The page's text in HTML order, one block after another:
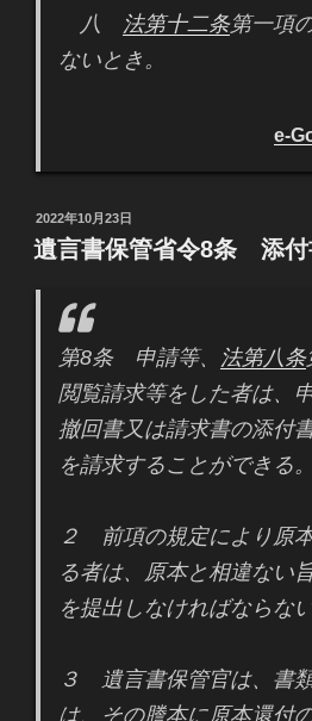
八 法第十二条第一項
ないとき。
e-
投
稿
日:
2022年10月23日
遺言書保管省令8条 添付
第8条 申請等、 法第八条
閲覧請求等をした者は、
撤回書又は請求書の添付
を請求することができる。
２ 前項の規定により原
る者は、原本と相違ない
を提出しなければならない
３ 遺言書保管官は、書
は、その謄本に原本還付